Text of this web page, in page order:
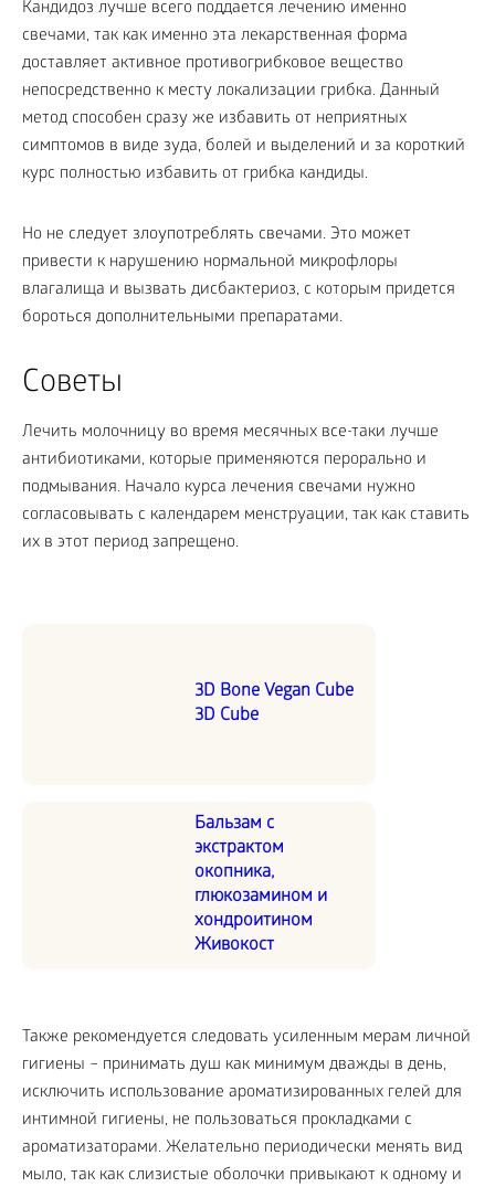
Кандидоз лучше всего поддается лечению именно
свечами, так как именно эта лекарственная форма
доставляет активное противогрибковое вещество
непосредственно к месту локализации грибка. Данный
метод способен сразу же избавить от неприятных
симптомов в виде зуда, болей и выделений и за короткий
курс полностью избавить от грибка кандиды.
Но не следует злоупотреблять свечами. Это может
привести к нарушению нормальной микрофлоры
влагалища и вызвать дисбактериоз, с которым придется
бороться дополнительными препаратами.
Советы
Лечить молочницу во время месячных все-таки лучше
антибиотиками, которые применяются перорально и
подмывания. Начало курса лечения свечами нужно
согласовывать с календарем менструации, так как ставить
их в этот период запрещено.
3D Bone Vegan Cube
3D Cube
Бальзам с
экстрактом
окопника,
глюкозамином и
хондроитином
Живокост
Также рекомендуется следовать усиленным мерам личной
гигиены – принимать душ как минимум дважды в день,
исключить использование ароматизированных гелей для
интимной гигиены, не пользоваться прокладками с
ароматизаторами. Желательно периодически менять вид
мыло, так как слизистые оболочки привыкают к одному и